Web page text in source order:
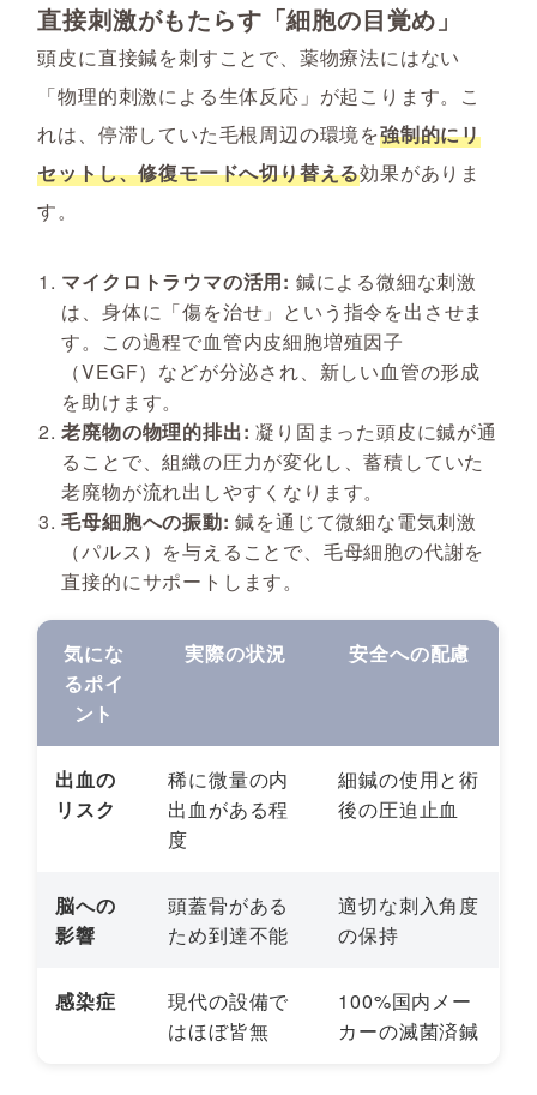
直接刺激がもたらす「細胞の目覚め」
頭皮に直接鍼を刺すことで、薬物療法にはない
「物理的刺激による生体反応」が起こります。こ
れは、停滞していた毛根周辺の環境を強制的にリ
セットし、修復モードへ切り替える効果がありま
す。
マイクロトラウマの活用: 鍼による微細な刺激
は、身体に「傷を治せ」という指令を出させま
す。この過程で血管内皮細胞増殖因子
（VEGF）などが分泌され、新しい血管の形成
を助けます。
老廃物の物理的排出:凝り固まった頭皮に鍼が通
ることで、組織の圧力が変化し、蓄積していた
老廃物が流れ出しやすくなります。
毛母細胞への振動:鍼を通じて微細な電気刺激
（パルス）を与えることで、毛母細胞の代謝を
直接的にサポートします。
気にな
るポイ
ント
実際の状況 安全への配慮
出血の
リスク
稀に微量の内
出血がある程
度
細鍼の使用と術
後の圧迫止血
脳への
影響
頭蓋骨がある
ため到達不能
適切な刺入角度
の保持
感染症
現代の設備で
はほぼ皆無
100%国内メー
カーの滅菌済鍼